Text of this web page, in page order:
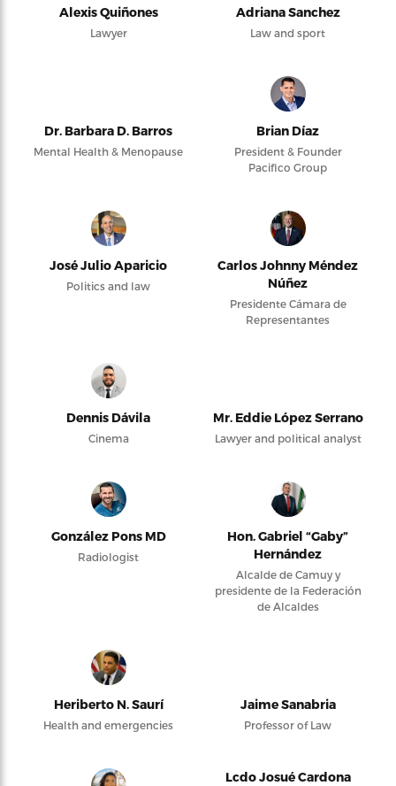
Alexis Quiñones
Lawyer
Adriana Sanchez
Law and sport
Dr. Barbara D. Barros
Mental Health & Menopause
Brian Díaz
President & Founder
Pacifico Group
José Julio Aparicio
Politics and law
Carlos Johnny Méndez
Núñez
Presidente Cámara de
Representantes
Dennis Dávila
Cinema
Mr. Eddie López Serrano
Lawyer and political analyst
González Pons MD
Radiologist
Hon. Gabriel “Gaby”
Hernández
Alcalde de Camuy y
presidente de la Federación
de Alcaldes
Heriberto N. Saurí
Health and emergencies
Jaime Sanabria
Professor of Law
Lcdo Josué Cardona